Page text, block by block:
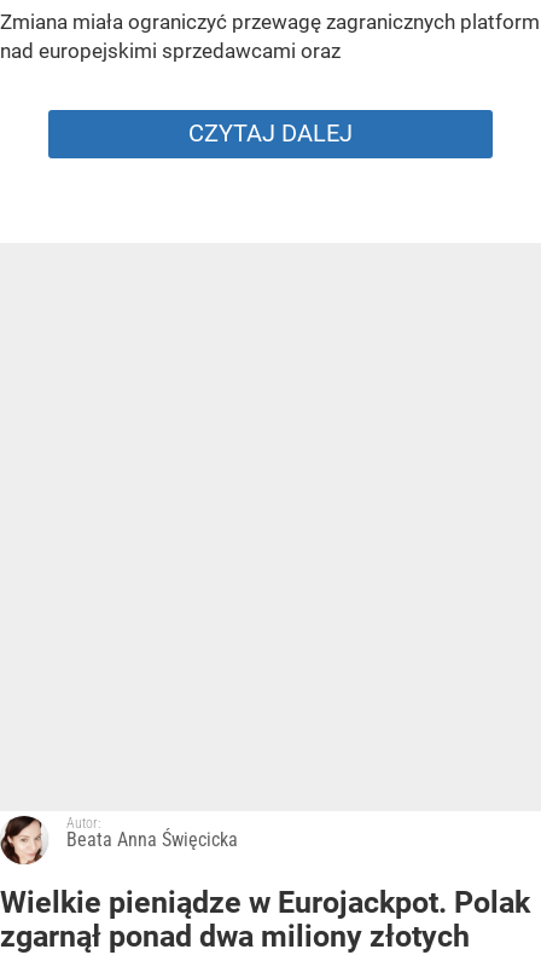
Zmiana miała ograniczyć przewagę zagranicznych platform
nad europejskimi sprzedawcami oraz
CZYTAJ DALEJ
Autor:
Beata Anna Święcicka
Wielkie pieniądze w Eurojackpot. Polak
zgarnął ponad dwa miliony złotych